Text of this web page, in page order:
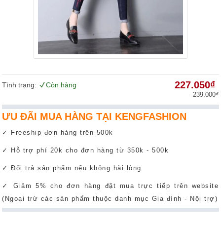
Tình trạng: Còn hàng 227.050₫
239.000₫
ƯU ĐÃI MUA HÀNG TẠI KENGFASHION
✓ Freeship đơn hàng trên 500k
✓ Hỗ trợ phí 20k cho đơn hàng từ 350k - 500k
✓ Đổi trả sản phẩm nếu không hài lòng
✓ Giảm 5% cho đơn hàng đặt mua trực tiếp trên website
(Ngoại trừ các sản phẩm thuộc danh mục Gia đình - Nội trợ)